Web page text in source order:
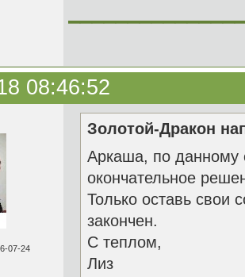
08:46:52
07-24
Золотой-Дракон
Аркаша, по данному
окончательное
Только оставь свои
закончен.
С теплом,
Лиз